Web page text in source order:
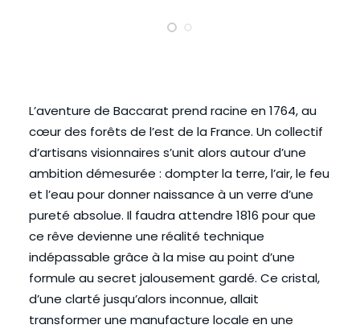
L’aventure de Baccarat prend racine en 1764, au
cœur des forêts de l’est de la France. Un collectif
d’artisans visionnaires s’unit alors autour d’une
ambition démesurée : dompter la terre, l’air, le feu
et l’eau pour donner naissance à un verre d’une
pureté absolue. Il faudra attendre 1816 pour que
ce rêve devienne une réalité technique
indépassable grâce à la mise au point d’une
formule au secret jalousement gardé. Ce cristal,
d’une clarté jusqu’alors inconnue, allait
transformer une manufacture locale en une